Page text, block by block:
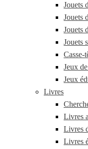
Jouets
Jouets
Jouets
Jouets
Casse-
Jeux
Jeux
Livres
Livres
Livres
Livres